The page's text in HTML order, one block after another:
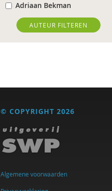
Adriaan Bekman
Desirée Bierlaagh
Karianne den Boer
Michiel Bos
R. Brohm
Xannah Brohm
AUTEUR FILTEREN
© COPYRIGHT 2026
Algemene voorwaarden